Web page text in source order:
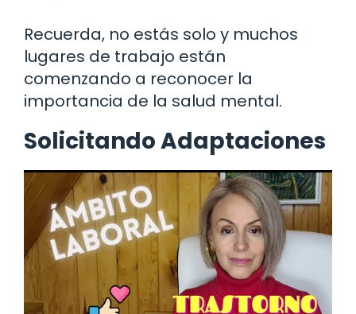
Recuerda, no estás solo y muchos
lugares de trabajo están
comenzando a reconocer la
importancia de la salud mental.
Solicitando Adaptaciones